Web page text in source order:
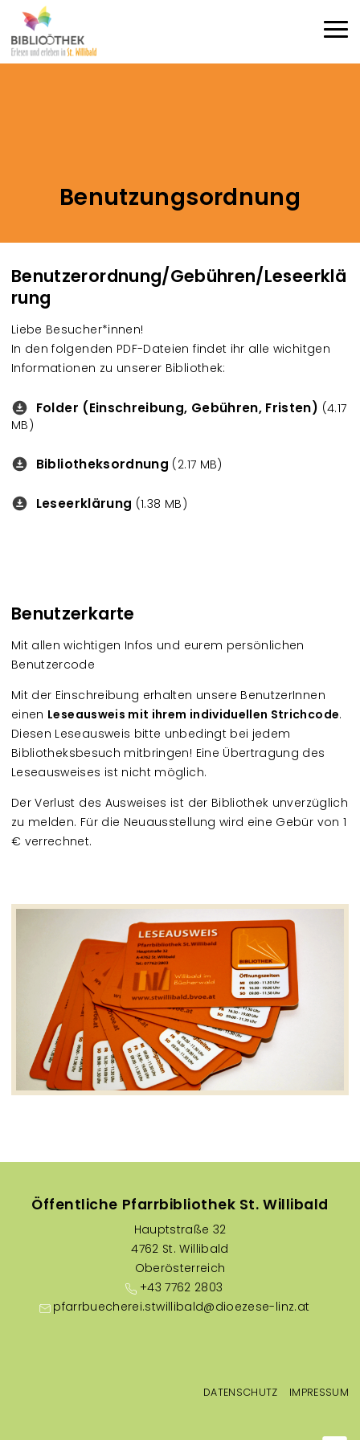
Benutzungsordnung
Benutzerordnung/Gebühren/Leseerklä
rung
Liebe Besucher*innen!
In den folgenden PDF-Dateien findet ihr alle wichitgen
Informationen zu unserer Bibliothek:
Downloads
Folder (Einschreibung, Gebühren, Fristen) (4.17
MB)
Downloads
Bibliotheksordnung (2.17 MB)
Downloads
Leseerklärung (1.38 MB)
Benutzerkarte
Mit allen wichtigen Infos und eurem persönlichen
Benutzercode
Mit der Einschreibung erhalten unsere BenutzerInnen
einen Leseausweis mit ihrem individuellen Strichcode.
Diesen Leseausweis bitte unbedingt bei jedem
Bibliotheksbesuch mitbringen! Eine Übertragung des
Leseausweises ist nicht möglich.
Der Verlust des Ausweises ist der Bibliothek unverzüglich
zu melden. Für die Neuausstellung wird eine Gebür von 1
€ verrechnet.
Öffentliche Pfarrbibliothek St. Willibald
Hauptstraße 32
4762 St. Willibald
Oberösterreich
+43 7762 2803
pfarrbuecherei.stwillibald@dioezese-linz.at
DATENSCHUTZ IMPRESSUM